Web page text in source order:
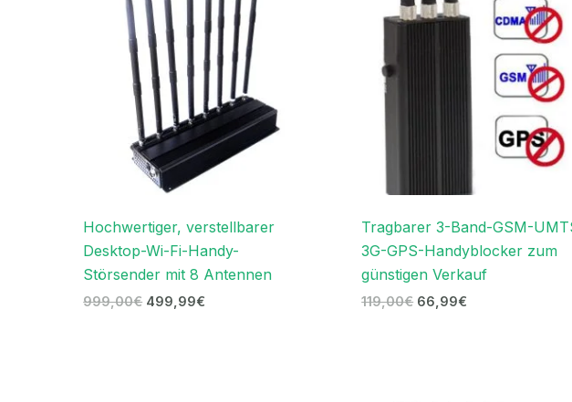
Hochwertiger, verstellbarer
Desktop-Wi-Fi-Handy-
Störsender mit 8 Antennen
999,00€ 499,99€
Tragbarer 3-Band-GSM-
3G-GPS-Handyblocker zum
günstigen Verkauf
119,00€ 66,99€